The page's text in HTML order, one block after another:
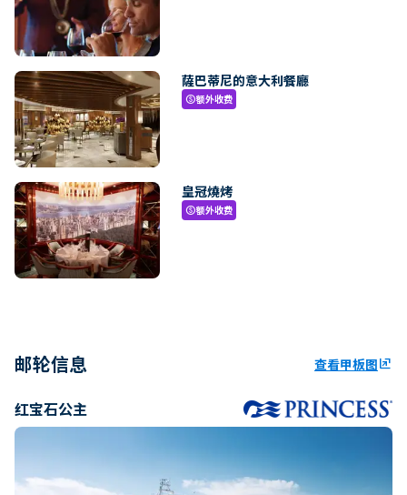
薩巴蒂尼的意大利餐廳
paid额外收费
皇冠燒烤
paid额外收费
邮轮信息 查看甲板图ungroup
红宝石公主